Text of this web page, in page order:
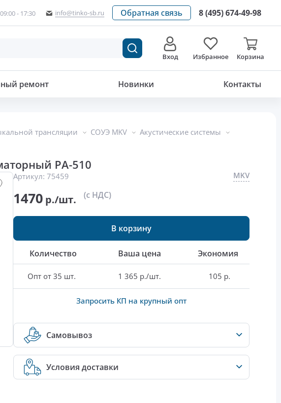
- 17:30 info@tinko-sb.ru Обратная связь 8 (495) 674-49-98
Вход Избранное Корзина
ремонт Новинки Контакты
трансляции СОУЭ MKV
Акустические системы
PA-510
Артикул: 75459 MKV
1470 р./шт. (с НДС)
В корзину
Количество Ваша цена Экономия
Опт от 35 шт. 1 365 р./шт. 105 р.
Запросить КП на крупный опт
Самовывоз
Условия доставки
1 470р./шт.